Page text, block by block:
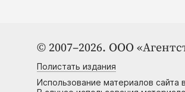
© 2007–2026. ООО
Полистать издания
Использование материалов сайта